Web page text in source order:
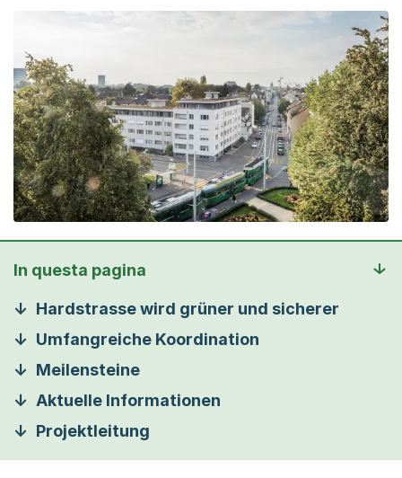
In questa pagina
Hardstrasse wird grüner und sicherer
Umfangreiche Koordination
Meilensteine
Aktuelle Informationen
Projektleitung